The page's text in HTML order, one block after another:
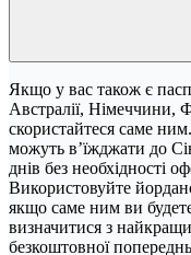
Якщо у вас також є
Австралії, Німеччини,
скористайтеся саме
можуть в’їжджати до
днів без необхідності
Використовуйте
якщо саме ним ви
визначитися з
безкоштовної